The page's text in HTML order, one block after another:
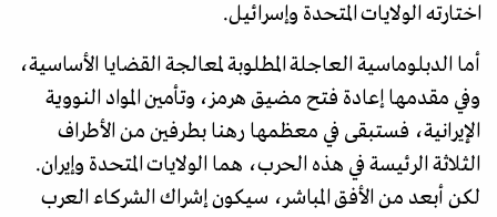
اختارته الولايات المتحدة وإسرائيل.
أما الدبلوماسية العاجلة المطلوبة لمعالجة القضايا الأساسية،
وفي مقدمها إعادة فتح مضيق هرمز، وتأمين المواد النووية
الإيرانية، فستبقى في معظمها رهنا بطرفين من الأطراف
الثلاثة الرئيسة في هذه الحرب، هما الولايات المتحدة وإيران.
لكن أبعد من الأفق المباشر، سيكون إشراك الشركاء العرب